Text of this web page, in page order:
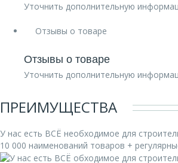
Уточнить дополнительную
Отзывы о товаре
Отзывы о товаре
Уточнить дополнительную
ПРЕИМУЩЕСТВА
У нас есть ВСЁ необходимое для
10 000 наименований товаров +